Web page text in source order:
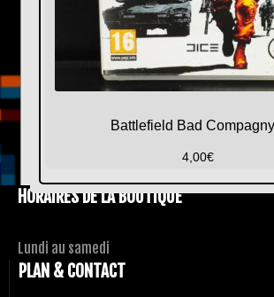
Battlefield Bad
4,00€
HORAIRES DE LA BOUTIQUE
Lundi au samedi
PLAN & CONTACT